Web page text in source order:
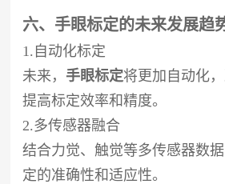
六、手眼标定的未来发展趋
1.自动化标定
未来， 手眼标定将更加自动化
提高标定效率和精度。
2.多传感器融合
结合力觉、触觉等多传感器数
定的准确性和适应性。